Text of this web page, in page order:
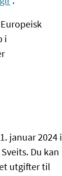
i
januar 2024 i
Du kan
utgifter til